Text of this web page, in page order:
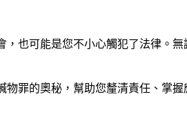
也可能是您不小心觸犯了法律。
罪的奧秘，幫助您釐清責任、掌握